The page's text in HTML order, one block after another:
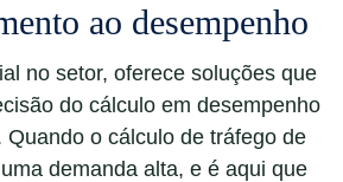
ao desempenho
no setor, oferece soluções que
do cálculo em desempenho
Quando o cálculo de tráfego de
demanda alta, e é aqui que